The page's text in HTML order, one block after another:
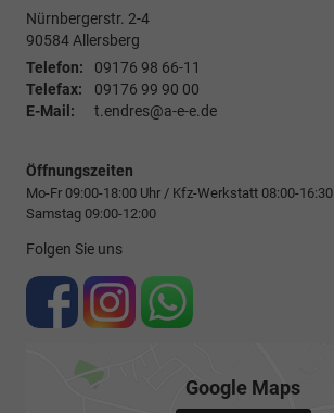
Nürnbergerstr. 2-4
90584Allersberg
Telefon:
09176 98 66-11
Telefax:
09176 99 90 00
E-Mail:
t.endres@a-e-e.de
Öffnungszeiten
Mo-Fr 09:00-18:00 Uhr / Kfz-Werkstatt 08:00-16:30
Samstag 09:00-12:00
Folgen Sie uns
Google Maps